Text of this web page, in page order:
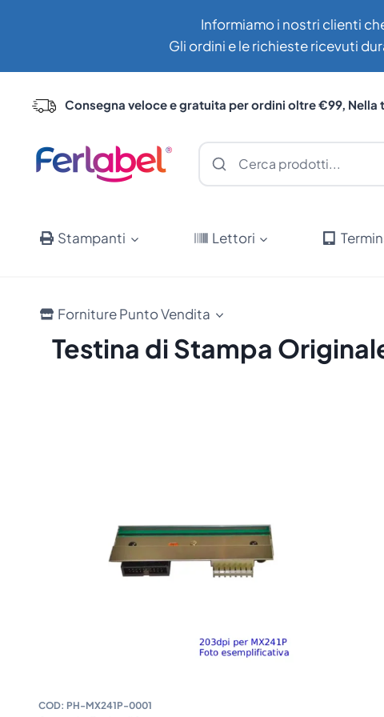
Informiamo i nostri clienti
Gli ordini e le richieste ricevuti
Consegna veloce e gratuita per ordini oltre €99, Nella
Stampanti Lettori
Forniture Punto Vendita
Testina di Stampa
COD: PH-MX241P-0001